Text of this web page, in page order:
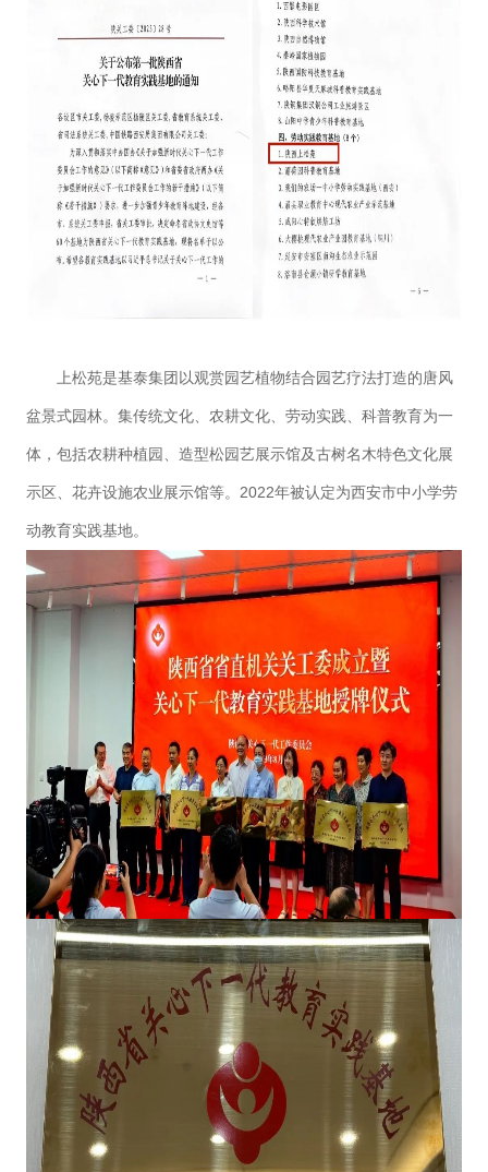
上松苑是基泰集团以观赏园艺植物结合园艺疗法打造的唐风
盆景式园林。集传统文化、农耕文化、劳动实践、科普教育为一
体，包括农耕种植园、造型松园艺展示馆及古树名木特色文化展
示区、花卉设施农业展示馆等。2022年被认定为西安市中小学劳
动教育实践基地。